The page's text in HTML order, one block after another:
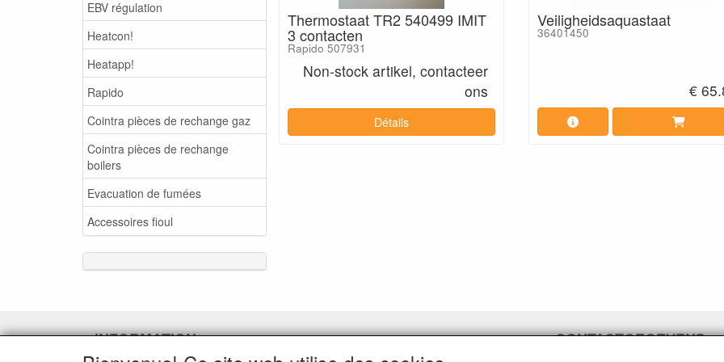
EBV régulation
Heatcon!
Heatapp!
Rapido
Cointra pièces de rechange gaz
Cointra pièces de rechange
boilers
Evacuation de fumées
Accessoires fioul
Thermostaat TR2 540499 IMIT
3 contacten
Rapido 507931
Non-stock artikel, contacteer
ons
Détails
Veiligheidsaquastaat
36401450
€
INFORMATION CONTACTGEGEVENS